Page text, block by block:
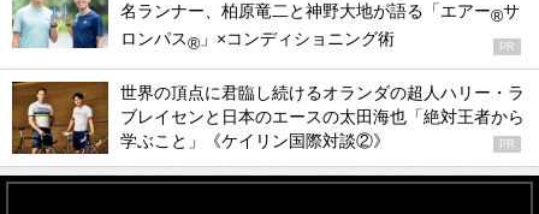
名ランナー、柏原竜二と神野大地が語る「エアー®サ
ロンパス® 」×コンディショニング術 PR
世界の頂点に君臨し続けるオランダの超人ハリー・ラ
ブレイセンと日本のエースの太田海也「絶対王者から
学ぶこと」《ケイリン国際対談②》
PR